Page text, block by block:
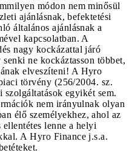
módon nem minősül
ajánlásnak, befektetési
általános ajánlásnak a
kapcsolatban. A
nagy kockázattal járó
ne kockáztasson többet,
elveszíteni! A Hyro
törvény (256/2004. sz.
egyikét sem.
nem irányulnak olyan
élő személyekhez, ahol az
lenne a helyi
A Hyro Finance j.s.a.